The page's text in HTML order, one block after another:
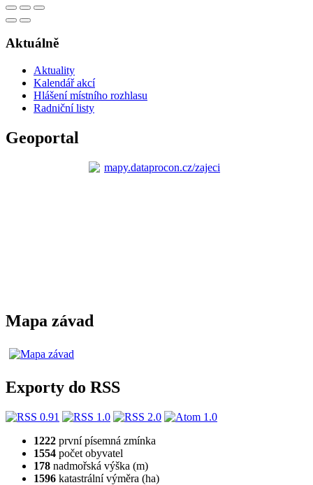
Aktuálně
Aktuality
Kalendář akcí
Hlášení místního rozhlasu
Radniční listy
Geoportal
Mapa závad
Exporty do RSS
1222 první písemná zmínka
1554 počet obyvatel
178 nadmořská výška (m)
1596 katastrální výměra (ha)